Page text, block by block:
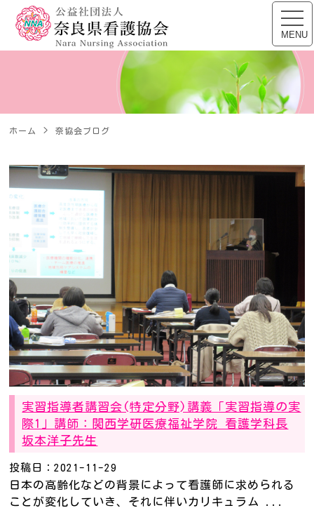
公益社団法人 奈良県看
MENU
ホーム 奈協会ブログ
実習指導者講習会(特定分野)講義「実習指導の実
際1」講師：関西学研医療福祉学院 看護学科長
坂本洋子先生
投稿日：2021-11-29
日本の高齢化などの背景によって看護師に求められる
ことが変化していき、それに伴いカリキュラム ...